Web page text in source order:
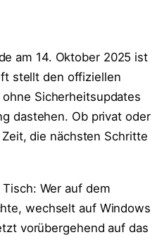
am 14. Oktober 2025 ist
stellt den offiziellen
Sicherheitsupdates
dastehen. Ob privat oder
die nächsten Schritte
Wer auf dem
wechselt auf Windows
vorübergehend auf das